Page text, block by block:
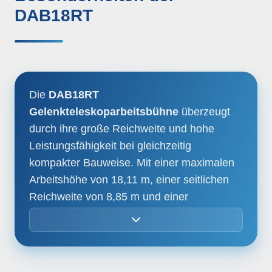
Steckdose am Korb
Einklemmschutz für sicheres Arbeiten
Selbstnivellierender Arbeitskorb
Rotationsverriegelungssystem
Load-Sensing-System
DAB18RT
Die DAB18RT
Gelenkteleskoparbeitsbühne überzeugt
durch ihre große Reichweite und hohe
Leistungsfähigkeit bei gleichzeitig
kompakter Bauweise. Mit einer maximalen
Arbeitshöhe von 18,11 m, einer seitlichen
Reichweite von 8,85 m und einer
Tragfähigkeit von 320 kg bietet sie optimale
Voraussetzungen für anspruchsvolle
Einsätze mit bis zu zwei Personen. Der um